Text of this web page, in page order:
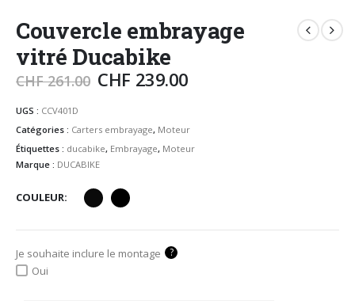
Couvercle embrayage
vitré Ducabike
CHF261.00 CHF 239.00
UGS : CCV401D
Catégories : Carters embrayage, Moteur
Étiquettes : ducabike, Embrayage, Moteur
Marque : DUCABIKE
COULEUR
Je souhaite inclure le montage ?
Oui